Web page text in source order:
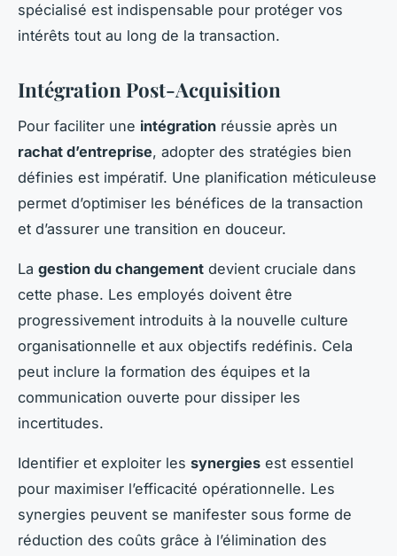
spécialisé est indispensable pour protéger vos
intérêts tout au long de la transaction.
Intégration Post-Acquisition
Pour faciliter une intégration réussie après un
rachat d’entreprise, adopter des stratégies bien
définies est impératif. Une planification méticuleuse
permet d’optimiser les bénéfices de la transaction
et d’assurer une transition en douceur.
La gestion du changement devient cruciale dans
cette phase. Les employés doivent être
progressivement introduits à la nouvelle culture
organisationnelle et aux objectifs redéfinis. Cela
peut inclure la formation des équipes et la
communication ouverte pour dissiper les
incertitudes.
Identifier et exploiter les synergies est essentiel
pour maximiser l’efficacité opérationnelle. Les
synergies peuvent se manifester sous forme de
réduction des coûts grâce à l’élimination des